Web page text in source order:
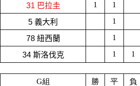
31 巴拉圭
1 1
5 義大利 1
78 紐西蘭 1
34 斯洛伐克 1 1
G組 勝 平
負